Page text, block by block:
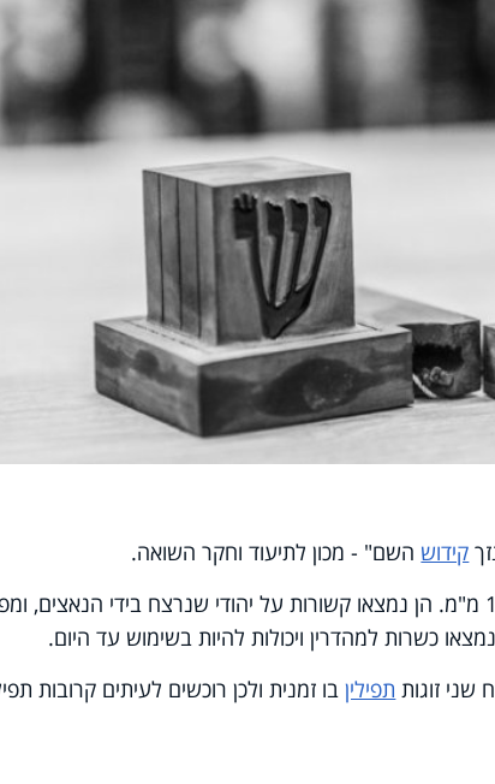
קידוש השם" - מכון לתיעוד וחקר השואה.
התפילין כל כך קטנות שרוחבן אינו עולה על 10 מ"מ. הן נמצאו קשורות על יהודי שנרצח בידי
כשרות למהדרין ויכולות להיות בשימוש עד היום.
שני זוגות תפיליןבו זמנית ולכן רוכשים לעיתים קרובות